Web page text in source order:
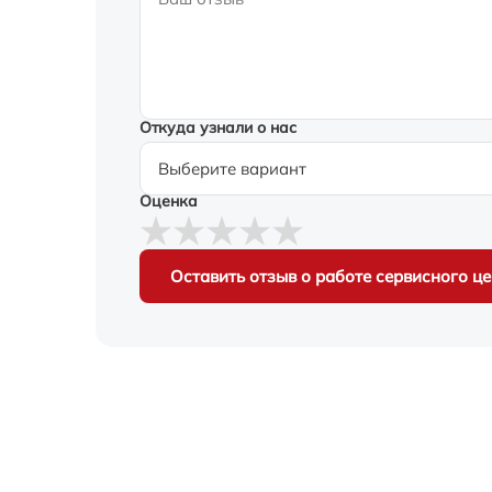
Откуда узнали о нас
Оценка
Оставить отзыв о работе сервисного